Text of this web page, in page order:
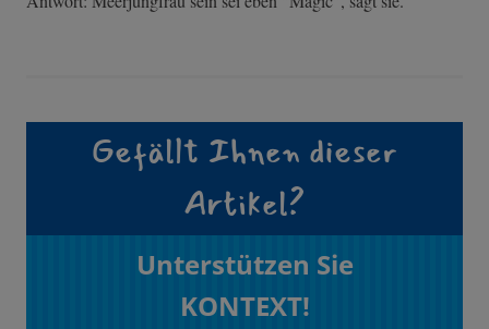
Gefällt Ihnen dieser
Artikel?
Unterstützen Sie
KONTEXT!